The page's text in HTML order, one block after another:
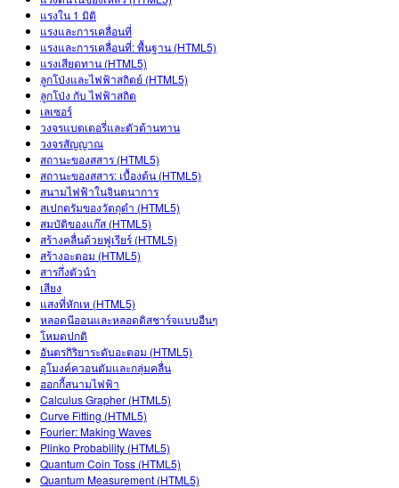
แรงใน 1 มิติ
แรงและการเคลื่อนที่
แรงและการเคลื่อนที่: พื้นฐาน (HTML5)
แรงเสียดทาน (HTML5)
ลูกโป่งและไฟฟ้าสถิตย์ (HTML5)
ลูกโป่ง กับ ไฟฟ้าสถิต
เลเซอร์
วงจรแบตเตอรี่และตัวต้านทาน
วงจรสัญญาณ
สถานะของสสาร (HTML5)
สถานะของสสาร: เบื้องต้น (HTML5)
สนามไฟฟ้าในจินตนาการ
สเปกตรัมของวัตถุดำ (HTML5)
สมบัติของแก๊ส (HTML5)
สร้างคลื่นด้วยฟูเรียร์ (HTML5)
สร้างอะตอม (HTML5)
สารกึ่งตัวนำ
เสียง
แสงที่หักเห (HTML5)
หลอดนีออนและหลอดดิสชาร์จแบบอืนๆ
โหมดปกติ
อันตรกิริยาระดับอะตอม (HTML5)
อุโมงค์ควอนตัมและกลุ่มคลื่น
ฮอกกี้สนามไฟฟ้า
Calculus Grapher (HTML5)
Curve Fitting (HTML5)
Fourier: Making Waves
Plinko Probability (HTML5)
Quantum Coin Toss (HTML5)
Quantum Measurement (HTML5)